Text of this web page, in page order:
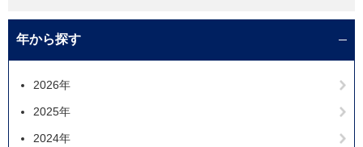
年から探す
2026年
2025年
2024年